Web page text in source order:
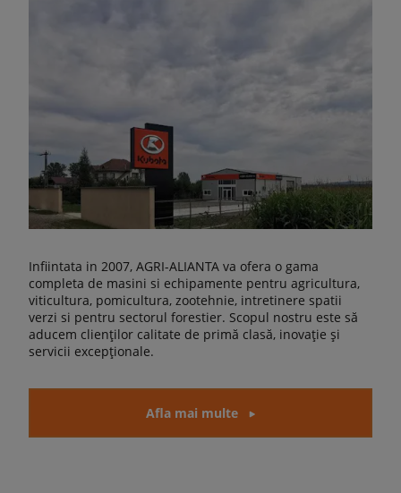
Infiintata in 2007, AGRI-ALIANTA va ofera o gama
completa de masini si echipamente pentru agricultura,
viticultura, pomicultura, zootehnie, intretinere spatii
verzi si pentru sectorul forestier. Scopul nostru este să
aducem clienților calitate de primă clasă, inovație și
servicii excepționale.
Afla mai multe